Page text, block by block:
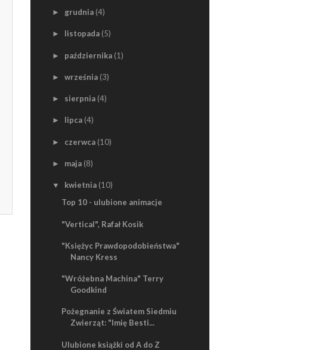
► grudnia (4)
► listopada (5)
► października (1)
► września (3)
► sierpnia (4)
► lipca (4)
► czerwca (10)
► maja (8)
▼ kwietnia (10)
Top 10 - ulubione animacje
"Vertical", Rafał Kosik
"Księżyc Prawdopodobieństwa"
Nancy Kress
"Wróżebna Machina" Terry
Goodkind
Pożegnanie z Światem Siedmiu
Zwierząt: "Imię Besti...
Ulubione książki od A do Z